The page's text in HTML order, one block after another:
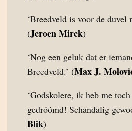
‘Breedveld is voor de duvel
(Jeroen Mirck)
‘Nog een geluk dat er
Breedveld.’ (Max J.
‘Godskolere, ik heb me
gedróómd! Schandalig
Blik)